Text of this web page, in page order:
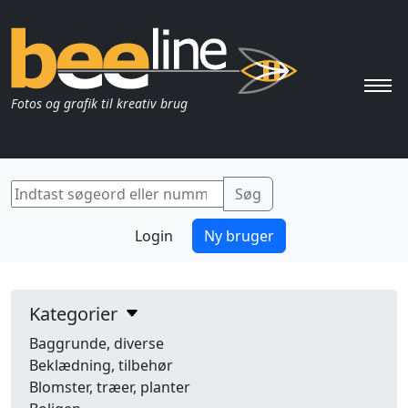
Fotos og grafik til kreativ brug
Login Ny bruger
Kategorier
Baggrunde, diverse
Beklædning, tilbehør
Blomster, træer, planter